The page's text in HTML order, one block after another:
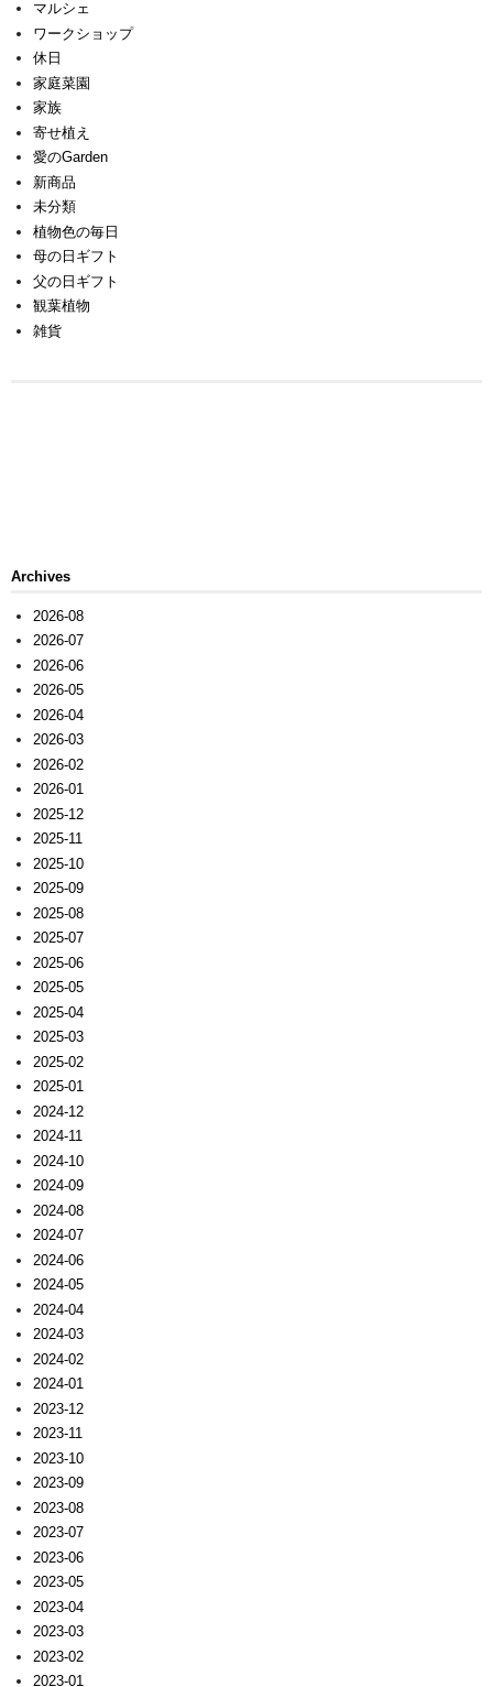
マルシェ
ワークショップ
休日
家庭菜園
家族
寄せ植え
愛のGarden
新商品
未分類
植物色の毎日
母の日ギフト
父の日ギフト
観葉植物
雑貨
Archives
2026-08
2026-07
2026-06
2026-05
2026-04
2026-03
2026-02
2026-01
2025-12
2025-11
2025-10
2025-09
2025-08
2025-07
2025-06
2025-05
2025-04
2025-03
2025-02
2025-01
2024-12
2024-11
2024-10
2024-09
2024-08
2024-07
2024-06
2024-05
2024-04
2024-03
2024-02
2024-01
2023-12
2023-11
2023-10
2023-09
2023-08
2023-07
2023-06
2023-05
2023-04
2023-03
2023-02
2023-01